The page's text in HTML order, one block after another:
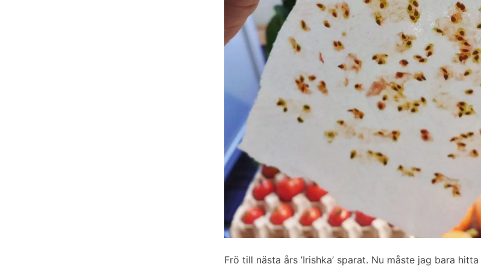
Frö till nästa års ’Irishka’ sparat. Nu måste jag bara